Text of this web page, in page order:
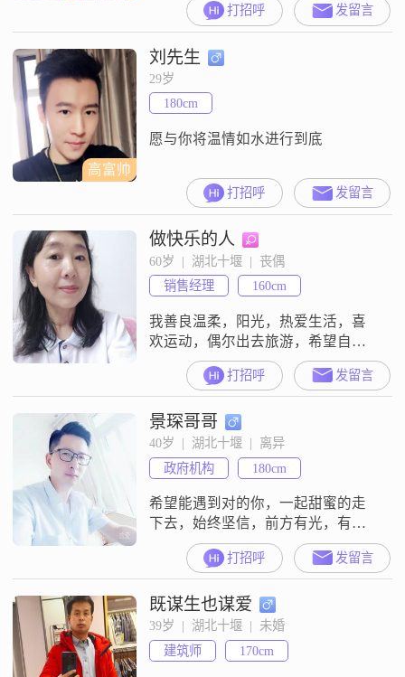
打招呼 发留言
高富帅
刘先生
29岁
180cm
愿与你将温情如水进行到底
打招呼 发留言
做快乐的人
60岁  |  湖北十堰  |  丧偶
销售经理
160cm
我善良温柔，阳光，热爱生活，喜
欢运动，偶尔出去旅游，希望自己
每天开心快乐
打招呼 发留言
景琛哥哥
40岁  |  湖北十堰  |  离异
政府机构
180cm
希望能遇到对的你，一起甜蜜的走
下去，始终坚信，前方有光，有你
##3002##
打招呼 发留言
既谋生也谋爱
39岁  |  湖北十堰  |  未婚
建筑师
170cm